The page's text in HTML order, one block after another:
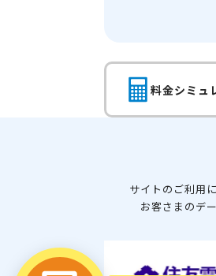
料金シミュ
サイトのご利用
お客さまのデ